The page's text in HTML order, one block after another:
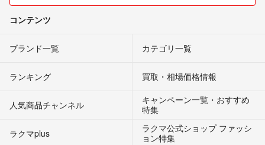
コンテンツ
ブランド一覧 カテゴリ一覧
ランキング 買取・相場価格情報
人気商品チャンネル
キャンペーン一覧・おすすめ
特集
ラクマplus
ラクマ公式ショップ ファッシ
ョン特集